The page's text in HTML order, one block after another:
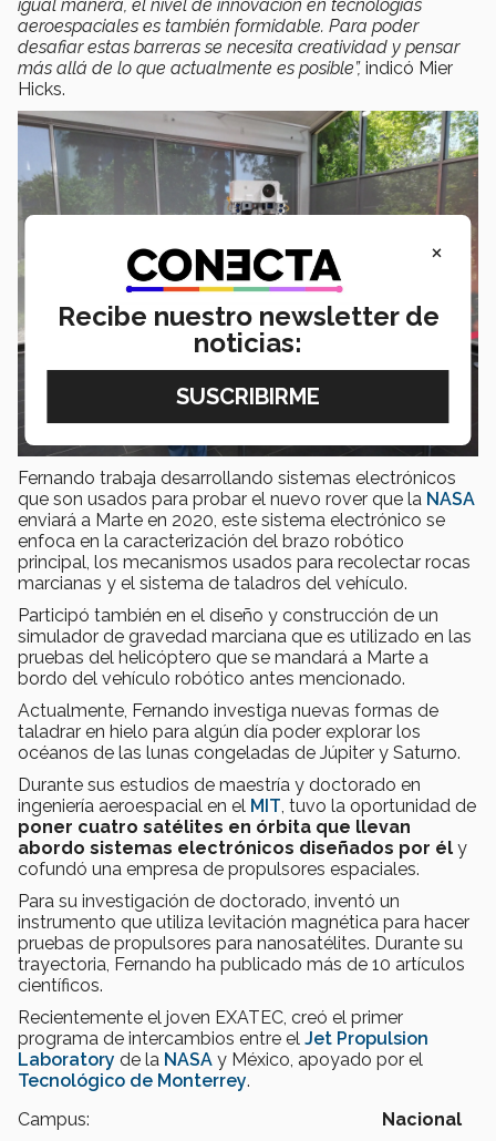
igual manera, el nivel de innovación en tecnologías
aeroespaciales es también formidable. Para poder
desafiar estas barreras se necesita creatividad y pensar
más allá de lo que actualmente es posible”, indicó Mier
Hicks.
Fernando trabaja desarrollando sistemas electrónicos
que son usados para probar el nuevo rover que la NASA
enviará a Marte en 2020, este sistema electrónico se
enfoca en la caracterización del brazo robótico
principal, los mecanismos usados para recolectar rocas
marcianas y el sistema de taladros del vehículo.
Participó también en el diseño y construcción de un
simulador de gravedad marciana que es utilizado en las
pruebas del helicóptero que se mandará a Marte a
bordo del vehículo robótico antes mencionado.
Actualmente, Fernando investiga nuevas formas de
taladrar en hielo para algún día poder explorar los
océanos de las lunas congeladas de Júpiter y Saturno.
Durante sus estudios de maestría y doctorado en
ingeniería aeroespacial en el MIT, tuvo la oportunidad de
poner cuatro satélites en órbita que llevan
abordo sistemas electrónicos diseñados por él y
cofundó una empresa de propulsores espaciales.
Para su investigación de doctorado, inventó un
instrumento que utiliza levitación magnética para hacer
pruebas de propulsores para nanosatélites. Durante su
trayectoria, Fernando ha publicado más de 10 artículos
científicos.
Recientemente el joven EXATEC, creó el primer
programa de intercambios entre el Jet Propulsion
Laboratory de la NASA y México, apoyado por el
Tecnológico de Monterrey.
Campus:
Nacional
×
Recibe nuestro newsletter de
noticias: